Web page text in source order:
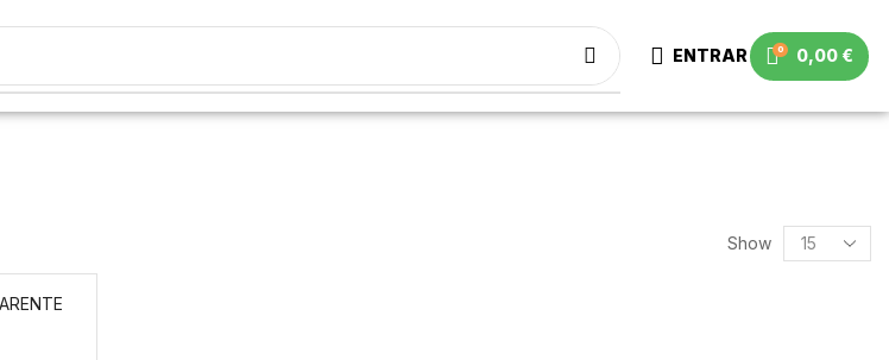
ENTRAR 0 0,00 €
Show